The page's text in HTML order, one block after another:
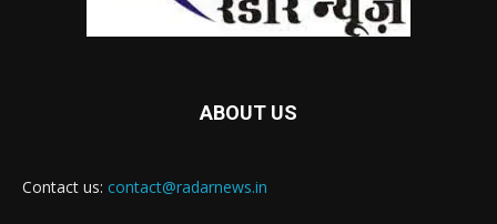
ABOUT US
Contact us: contact@radarnews.in